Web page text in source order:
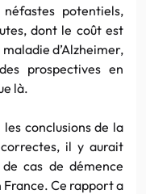
potentiels,
dont le coût est
d’Alzheimer,
prospectives en
là.
conclusions de la
il y aurait
cas de démence
France. Ce rapport a